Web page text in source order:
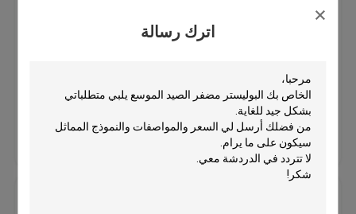
اترك رسالة
الأكمام الصناعية خراطيم
افضل سعر اتصل بنا